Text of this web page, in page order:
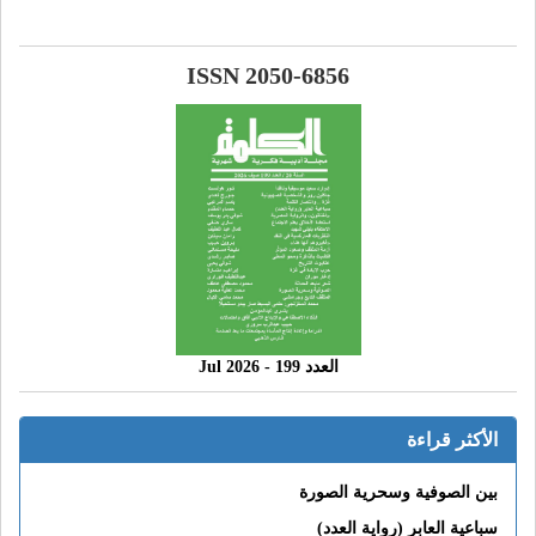
ISSN 2050-6856
العدد 199 - 2026 Jul
الأكثر قراءة
بين الصوفية وسحرية الصورة
سباعية العابر (رواية العدد)